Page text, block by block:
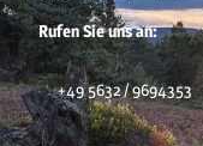
Rufen Sie uns an:
+49 5632 / 9694353